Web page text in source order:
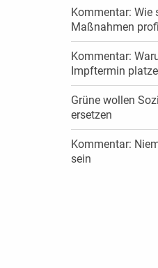
Kommentar: Wie
Maßnahmen
Kommentar:
Impftermin
Grüne wollen
ersetzen
Kommentar:
sein